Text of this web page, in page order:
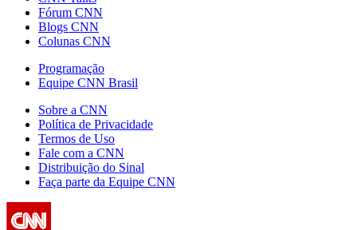
Fórum CNN
Blogs CNN
Colunas CNN
Programação
Equipe CNN Brasil
Sobre a CNN
Política de Privacidade
Termos de Uso
Fale com a CNN
Distribuição do Sinal
Faça parte da Equipe CNN